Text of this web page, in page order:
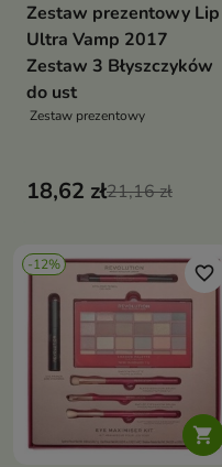
Zestaw prezentowy Lip
Ultra Vamp 2017
Zestaw 3 Błyszczyków
do ust
Zestaw prezentowy
18,62 zł21,16 zł
-12%

favorite_border